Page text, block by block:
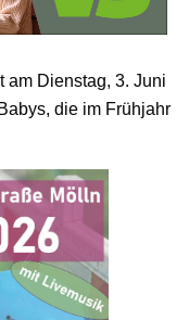
am Dienstag, 3. Juni
die im Frühjahr